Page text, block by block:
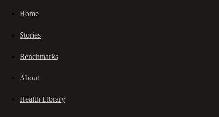
Home
Stories
Benchmarks
About
Health Library